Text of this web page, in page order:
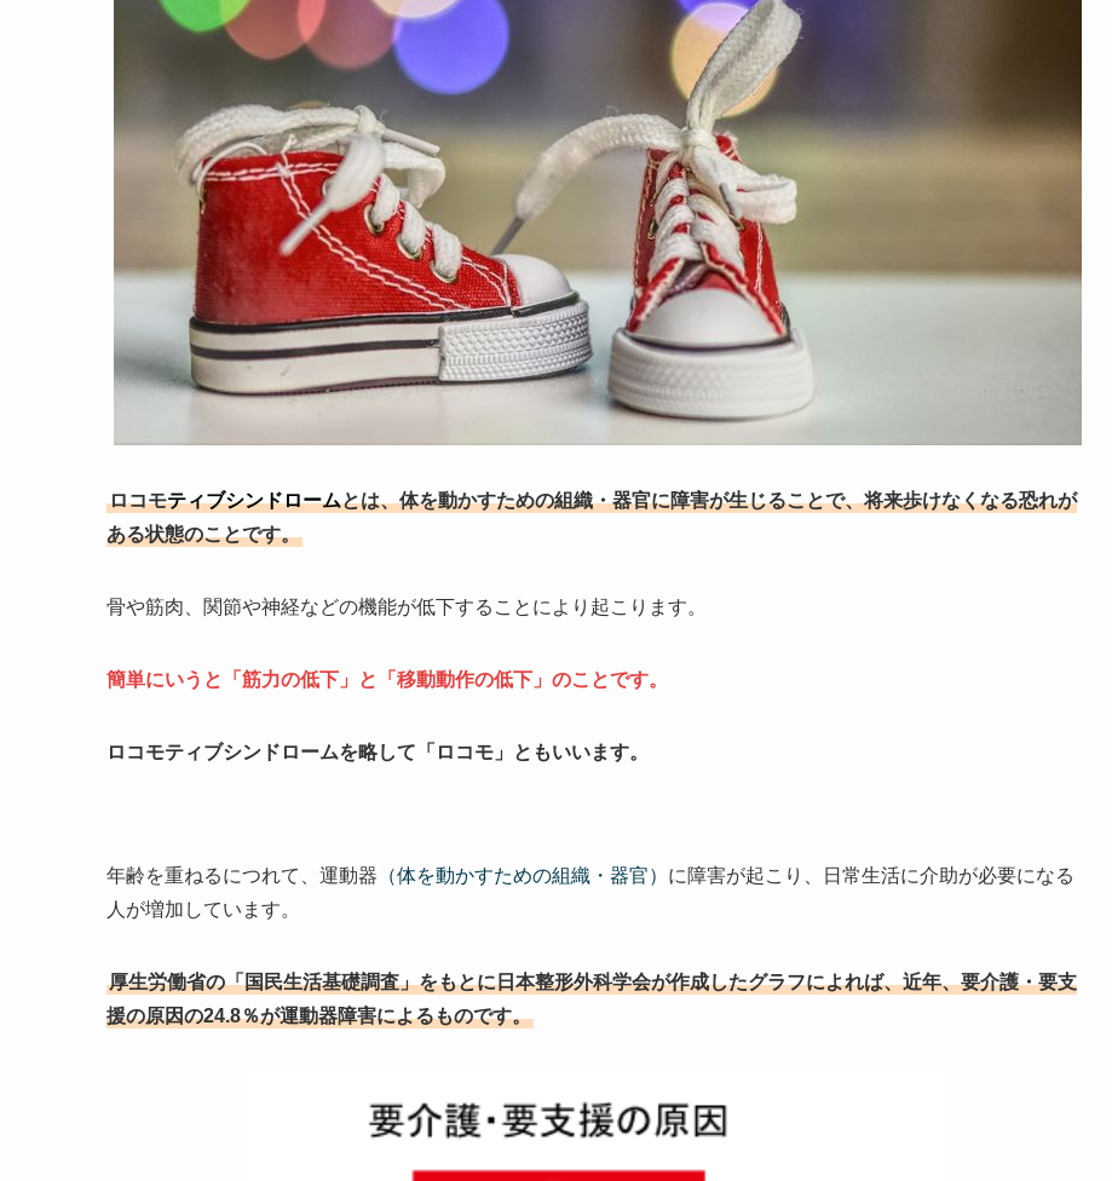
ロコモティブシンドロームとは、体を動かすための組織・器官に障害が生じることで、将来歩けなくなる恐れが
ある状態のことです。
骨や筋肉、関節や神経などの機能が低下することにより起こります。
簡単にいうと「筋力の低下」と「移動動作の低下」のことです。
ロコモティブシンドロームを略して「ロコモ」ともいいます。
年齢を重ねるにつれて、運動器 （体を動かすための組織・器官） に障害が起こり、日常生活に介助が必要になる
人が増加しています。
厚生労働省の「国民生活基礎調査」をもとに日本整形外科学会が作成したグラフによれば、近年、要介護・要支
援の原因の24.8％が運動器障害によるものです。